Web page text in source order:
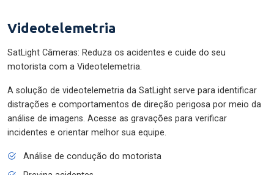
Videotelemetria
SatLight Câmeras: Reduza os acidentes e cuide do seu
motorista com a Videotelemetria.
A solução de videotelemetria da SatLight serve para identificar
distrações e comportamentos de direção perigosa por meio da
análise de imagens. Acesse as gravações para verificar
incidentes e orientar melhor sua equipe.
Análise de condução do motorista